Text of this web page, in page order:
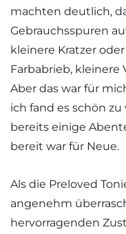
machten deutlich,
Gebrauchsspuren
kleinere Kratzer
Farbabrieb, kleinere
Aber das war für
ich fand es schön zu
bereits einige
bereit war für Neue.
Als die Preloved
angenehm
hervorragenden